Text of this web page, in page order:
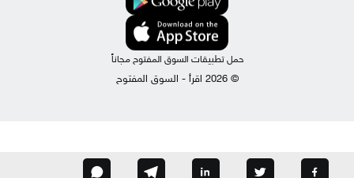
حمل تطبيقات السوق المفتوح مجاناً
© 2026 اقرأ - السوق المفتوح